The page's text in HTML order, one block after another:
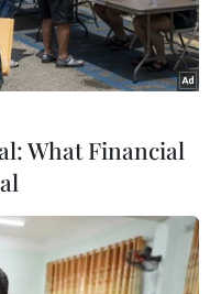
What Financial